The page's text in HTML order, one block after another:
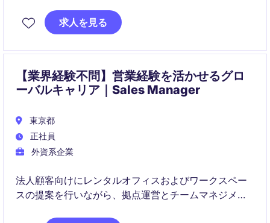
パートナー連携、ソリューション提案を通じて、測
量・建設・インフラ・農業・公共安全などの領域にお
求人を見る
【業界経験不問】営業経験を活かせるグロ
ーバルキャリア｜Sales Manager
東京都
正社員
外資系企業
法人顧客向けにレンタルオフィスおよびワークスペー
スの提案を行いながら、拠点運営とチームマネジメン